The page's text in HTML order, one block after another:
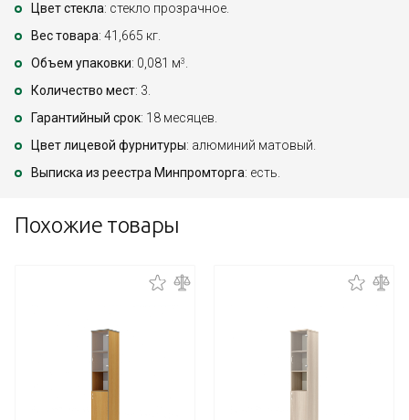
Цвет стекла: стекло прозрачное.
Вес товара: 41,665 кг.
Объем упаковки: 0,081 м3 .
Количество мест: 3.
Гарантийный срок: 18 месяцев.
Цвет лицевой фурнитуры: алюминий матовый.
Выписка из реестра Минпромторга: есть.
Похожие товары